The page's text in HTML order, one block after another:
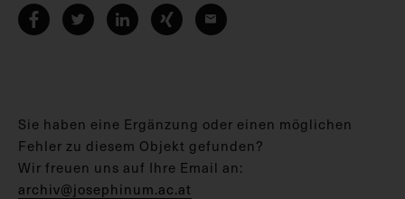
Sie haben eine Ergänzung oder einen möglichen
Fehler zu diesem Objekt gefunden?
Wir freuen uns auf Ihre Email an:
archiv@josephinum.ac.at